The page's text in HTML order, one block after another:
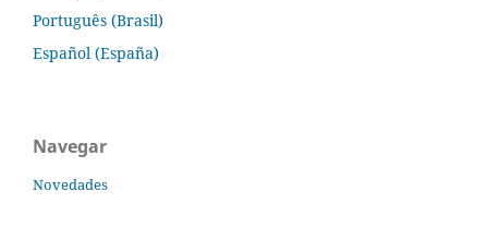
Português (Brasil)
Español (España)
Navegar
Novedades